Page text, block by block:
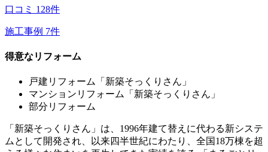
口コミ 128件
施工事例 7件
得意なリフォーム
戸建リフォーム「新築そっくりさん」
マンションリフォーム「新築そっくりさん」
部分リフォーム
「新築そっくりさん」は、1996年建て替えに代わる新システ
ムとして開発され、以来四半世紀にわたり、全国18万棟を超